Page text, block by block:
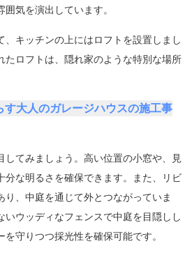
気を演出しています。
、キッチンの上にはロフトを設置しまし
たロフトは、隠れ家のような特別な場所
す大人のガレージハウスの施工事
してみましょう。高い位置の小窓や、見
分な明るさを確保できます。また、リビ
り、中庭を通じて外とつながっていま
いウッディなフェンスで中庭を目隠しし
守りつつ採光性を確保可能です。